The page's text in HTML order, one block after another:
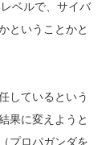
ベルで、サイバ
ということかと
しているという
果に変えようと
プロパガンダを